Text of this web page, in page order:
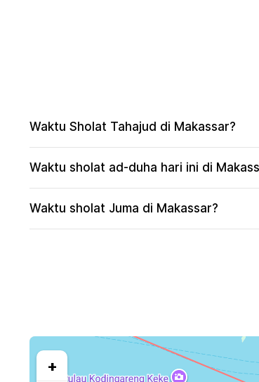
Waktu Sholat Tahajud di Makassar?
Waktu sholat ad-duha hari ini di
Waktu sholat Juma di Makassar?
+